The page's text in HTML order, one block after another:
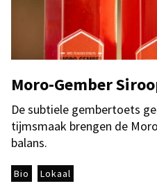
Moro-Gember
De subtiele gembertoets
tijmsmaak brengen de
balans.
Bio Lokaal